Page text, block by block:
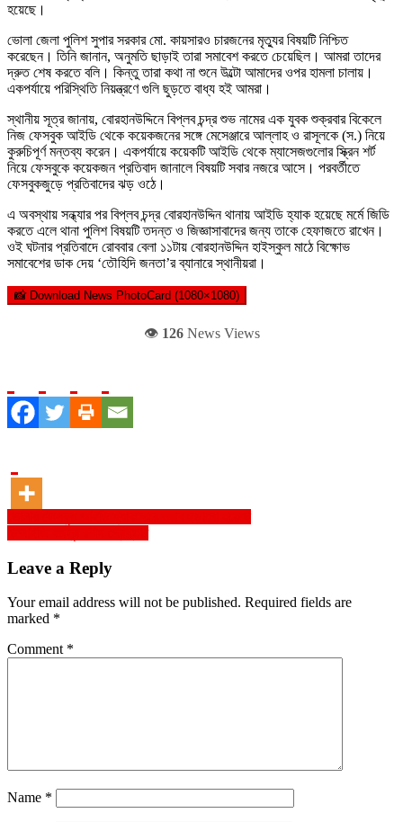
হয়েছে।
ভোলা জেলা পুলিশ সুপার সরকার মো. কায়সারও চারজনের মৃত্যুর বিষয়টি নিশ্চিত
করেছেন। তিনি জানান, অনুমতি ছাড়াই তারা সমাবেশ করতে চেয়েছিল। আমরা তাদের
দ্রুত শেষ করতে বলি। কিন্তু তারা কথা না শুনে উল্টো আমাদের ওপর হামলা চালায়।
একপর্যায়ে পরিস্থিতি নিয়ন্ত্রণে গুলি ছুড়তে বাধ্য হই আমরা।
স্থানীয় সূত্র জানায়, বোরহানউদ্দিনে বিপ্লব চন্দ্র শুভ নামের এক যুবক শুক্রবার বিকেলে
নিজ ফেসবুক আইডি থেকে কয়েকজনের সঙ্গে মেসেঞ্জারে আল্লাহ ও রাসূলকে (স.) নিয়ে
কুরুচিপূর্ণ মন্তব্য করেন। একপর্যায়ে কয়েকটি আইডি থেকে ম্যাসেজগুলোর স্ক্রিন শর্ট
নিয়ে ফেসবুকে কয়েকজন প্রতিবাদ জানালে বিষয়টি সবার নজরে আসে। পরবর্তীতে
ফেসবুকজুড়ে প্রতিবাদের ঝড় ওঠে।
এ অবস্থায় সন্ধ্যার পর বিপ্লব চন্দ্র বোরহানউদ্দিন থানায় আইডি হ্যাক হয়েছে মর্মে জিডি
করতে এলে থানা পুলিশ বিষয়টি তদন্ত ও জিজ্ঞাসাবাদের জন্য তাকে হেফাজতে রাখেন।
ওই ঘটনার প্রতিবাদে রোববার বেলা ১১টায় বোরহানউদ্দিন হাইস্কুল মাঠে বিক্ষোভ
সমাবেশের ডাক দেয় ‘তৌহিদি জনতা’র ব্যানারে স্থানীয়রা।
📸 Download News PhotoCard (1080×1080)
👁️ 126News Views
Post
navigation
Leave a Reply
Your email address will not be published. Required fields are
marked *
Comment *
Name *